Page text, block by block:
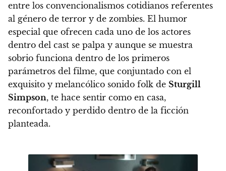
entre los convencionalismos cotidianos referentes
al género de terror y de zombies. El humor
especial que ofrecen cada uno de los actores
dentro del cast se palpa y aunque se muestra
sobrio funciona dentro de los primeros
parámetros del filme, que conjuntado con el
exquisito y melancólico sonido folk de Sturgill
Simpson, te hace sentir como en casa,
reconfortado y perdido dentro de la ficción
planteada.